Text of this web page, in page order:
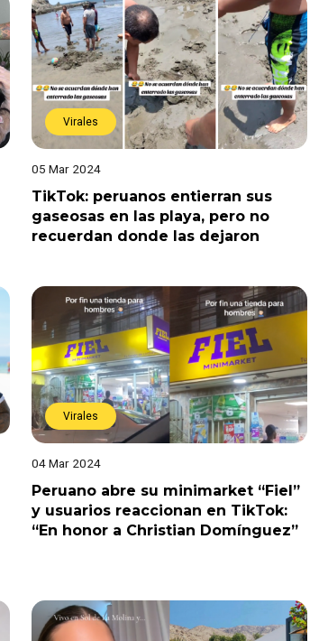
Virales
05 Mar 2024
TikTok: peruanos entierran sus
gaseosas en las playa, pero no
recuerdan donde las dejaron
Virales
04 Mar 2024
Peruano abre su minimarket “Fiel”
y usuarios reaccionan en TikTok:
“En honor a Christian Domínguez”